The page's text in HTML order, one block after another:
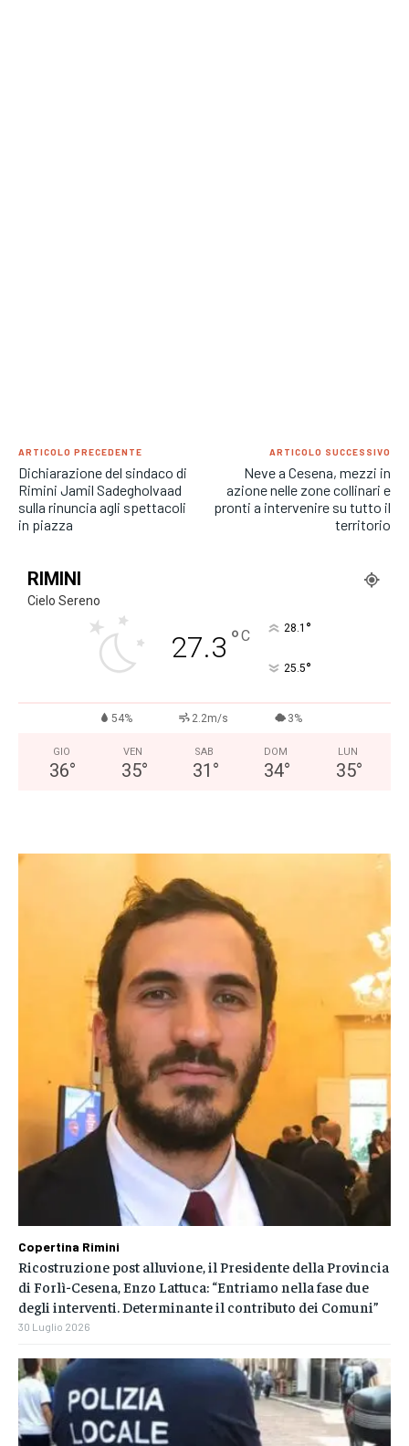
ARTICOLO PRECEDENTE
Dichiarazione del sindaco di
Rimini Jamil Sadegholvaad
sulla rinuncia agli spettacoli
in piazza
ARTICOLO SUCCESSIVO
Neve a Cesena, mezzi in
azione nelle zone collinari e
pronti a intervenire su tutto il
territorio
RIMINI
Cielo Sereno
27.3 °C 28.1 °
25.5°
54% 2.2m/s 3%
GIO
36°
VEN
35°
SAB
31 °
DOM
34°
LUN
35°
Copertina Rimini
Ricostruzione post alluvione, il Presidente della Provincia
di Forlì-Cesena, Enzo Lattuca: “Entriamo nella fase due
degli interventi. Determinante il contributo dei Comuni”
30 Luglio 2026